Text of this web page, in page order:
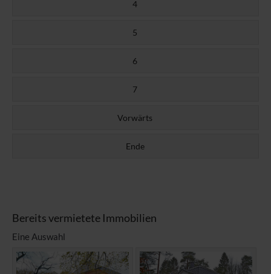
4
5
6
7
Vorwärts
Ende
Bereits vermietete Immobilien
Eine Auswahl